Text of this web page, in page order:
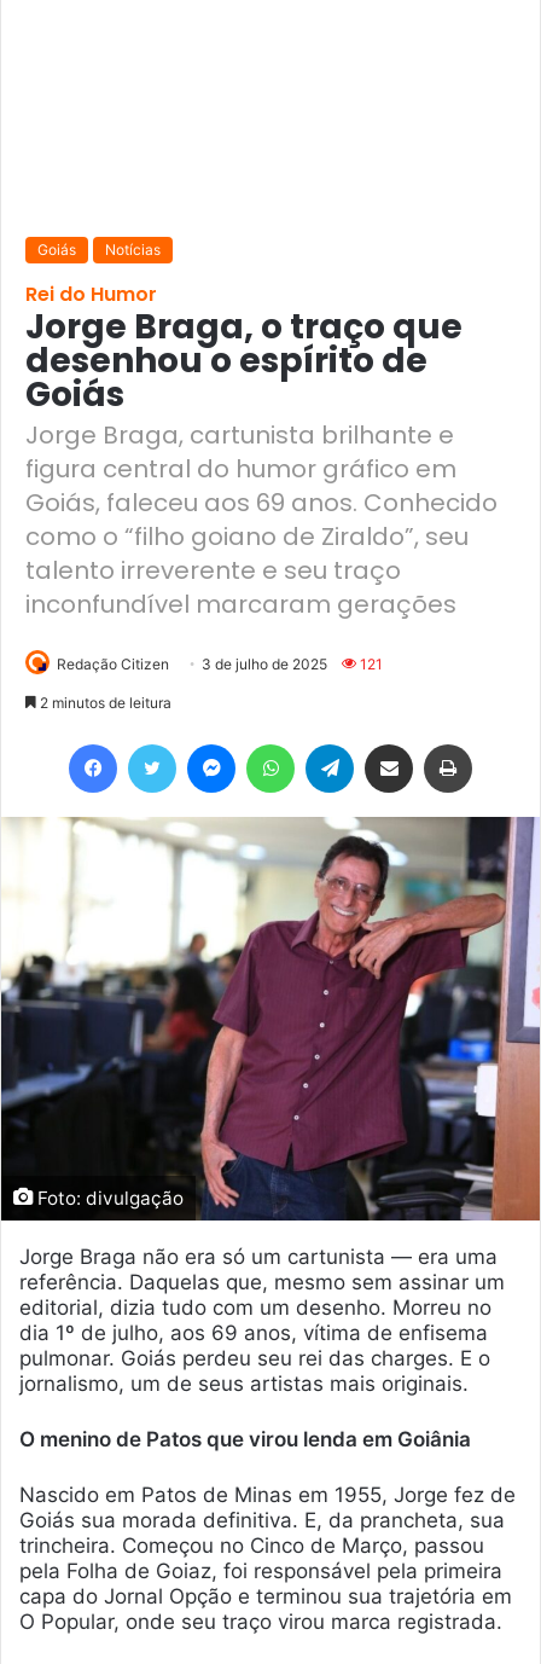
Goiás Notícias
Rei do Humor
Jorge Braga, o traço que
desenhou o espírito de
Goiás
Jorge Braga, cartunista brilhante e
figura central do humor gráfico em
Goiás, faleceu aos 69 anos. Conhecido
como o “filho goiano de Ziraldo”, seu
talento irreverente e seu traço
inconfundível marcaram gerações
Redação Citizen 3 de julho de 2025 121
2 minutos de leitura
Foto: divulgação
Jorge Braga não era só um cartunista — era uma
referência. Daquelas que, mesmo sem assinar um
editorial, dizia tudo com um desenho. Morreu no
dia 1º de julho, aos 69 anos, vítima de enfisema
pulmonar. Goiás perdeu seu rei das charges. E o
jornalismo, um de seus artistas mais originais.
O menino de Patos que virou lenda em Goiânia
Nascido em Patos de Minas em 1955, Jorge fez de
Goiás sua morada definitiva. E, da prancheta, sua
trincheira. Começou no Cinco de Março, passou
pela Folha de Goiaz, foi responsável pela primeira
capa do Jornal Opção e terminou sua trajetória em
O Popular, onde seu traço virou marca registrada.